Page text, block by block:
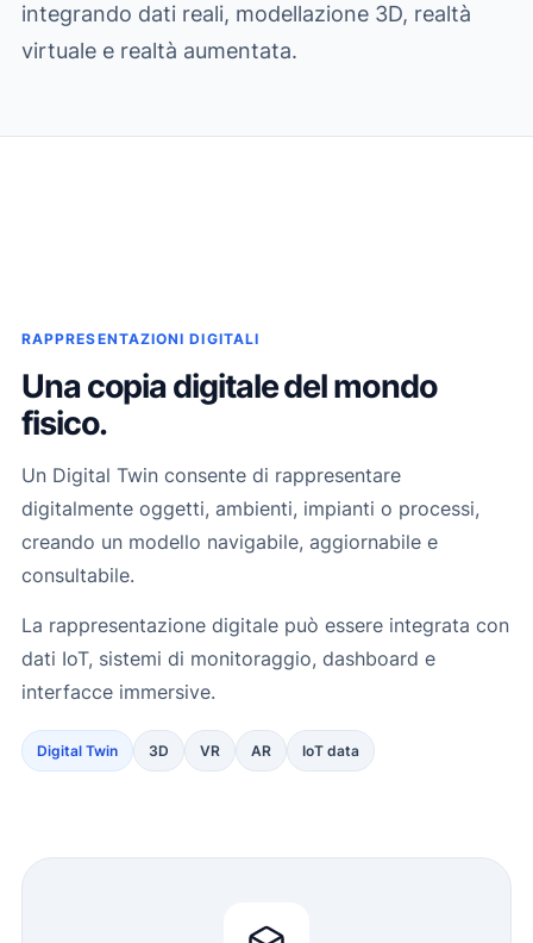
integrando dati reali, modellazione 3D, realtà
virtuale e realtà aumentata.
RAPPRESENTAZIONI DIGITALI
Una copia digitale del mondo
fisico.
Un Digital Twin consente di rappresentare
digitalmente oggetti, ambienti, impianti o processi,
creando un modello navigabile, aggiornabile e
consultabile.
La rappresentazione digitale può essere integrata con
dati IoT, sistemi di monitoraggio, dashboard e
interfacce immersive.
Digital Twin 3D VR AR IoT data